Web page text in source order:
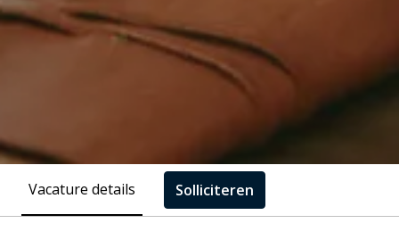
Vacature details Solliciteren